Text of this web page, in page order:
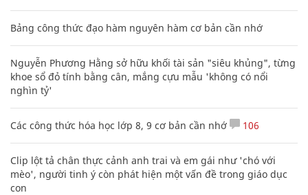
Bảng công thức đạo hàm nguyên hàm cơ bản cần nhớ
Nguyễn Phương Hằng sở hữu khối tài sản "siêu khủng", từng
khoe sổ đỏ tính bằng cân, mắng cựu mẫu 'không có nổi
nghìn tỷ'
Các công thức hóa học lớp 8, 9 cơ bản cần nhớ 106
Clip lột tả chân thực cảnh anh trai và em gái như 'chó với
mèo', người tinh ý còn phát hiện một vấn đề trong giáo dục
con